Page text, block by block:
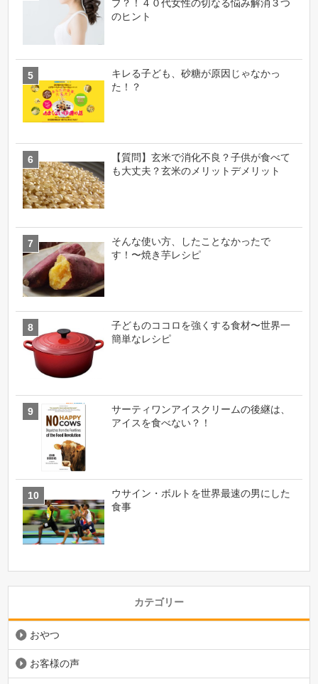
プ？！４０代女性の切なる悩み解消３つ
のヒント
キレる子ども、砂糖が原因じゃなかっ
た！？
【質問】玄米で消化不良？子供が食べて
も大丈夫？玄米のメリットデメリット
そんな使い方、したことなかったで
す！〜焼き芋レシピ
子どものココロを強くする食材〜世界一
簡単なレシピ
サーティワンアイスクリームの後継は、
アイスを食べない？！
ウサイン・ボルトを世界最速の男にした
食事
カテゴリー
おやつ
お客様の声